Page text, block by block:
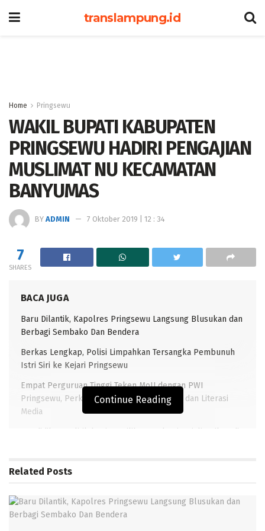
translampung.id
Home Pringsewu
WAKIL BUPATI KABUPATEN
PRINGSEWU HADIRI PENGAJIAN
MUSLIMAT NU KECAMATAN
BANYUMAS
BY ADMIN 7 Oktober 2019 | 12 : 34
7
SHARES
BACA JUGA
Baru Dilantik, Kapolres Pringsewu Langsung Blusukan dan
Berbagi Sembako Dan Bendera
Berkas Lengkap, Polisi Limpahkan Tersangka Pembunuh
Istri Siri ke Kejari Pringsewu
Empat Perguruan Tinggi Teken MoU dengan PWI
Pringsewu, Perkuat Kompetensi Jurnalistik dan Literasi
Media
Pendidikan Politik bagi Pemilih Pemula Disosialisasikan di
Kabupaten Pringsewu Provinsi Lampung DR.H.Fauzi,
S.E., M.Kom., Akt., C.A., C.M.A. menghadiri pengajian
Continue Reading
Related Posts